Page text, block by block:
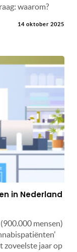
waarom?
14 oktober 2025
in Nederland
mensen)
zoveelste jaar op